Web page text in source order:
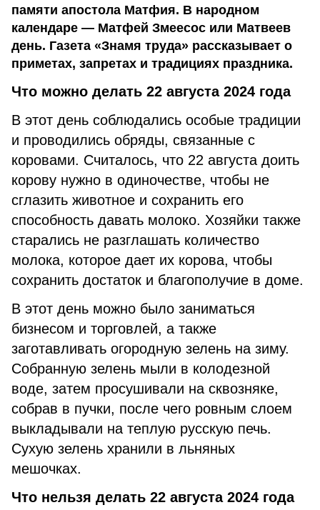
памяти апостола Матфия. В народном
календаре — Матфей Змеесос или Матвеев
день. Газета «Знамя труда» рассказывает о
приметах, запретах и традициях праздника.
Что можно делать 22 августа 2024 года
В этот день соблюдались особые традиции
и проводились обряды, связанные с
коровами. Считалось, что 22 августа доить
корову нужно в одиночестве, чтобы не
сглазить животное и сохранить его
способность давать молоко. Хозяйки также
старались не разглашать количество
молока, которое дает их корова, чтобы
сохранить достаток и благополучие в доме.
В этот день можно было заниматься
бизнесом и торговлей, а также
заготавливать огородную зелень на зиму.
Собранную зелень мыли в колодезной
воде, затем просушивали на сквозняке,
собрав в пучки, после чего ровным слоем
выкладывали на теплую русскую печь.
Сухую зелень хранили в льняных
мешочках.
Что нельзя делать 22 августа 2024 года